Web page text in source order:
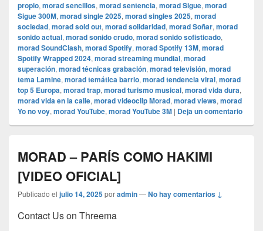
propio, morad sencillos, morad sentencia, morad Sigue, morad
Sigue 300M, morad single 2025, morad singles 2025, morad
sociedad, morad sold out, morad solidaridad, morad Soñar, morad
sonido actual, morad sonido crudo, morad sonido sofisticado,
morad SoundClash, morad Spotify, morad Spotify 13M, morad
Spotify Wrapped 2024, morad streaming mundial, morad
superación, morad técnicas grabación, morad televisión, morad
tema Lamine, morad temática barrio, morad tendencia viral, morad
top 5 Europa, morad trap, morad turismo musical, morad vida dura,
morad vida en la calle, morad videocli‏p Morad, morad views, morad
Yo no voy, morad YouTube, morad YouTube 3M | Deja un comentario
MORAD – PARÍS COMO HAKIMI
[VIDEO OFICIAL]
Publicado el julio 14, 2025poradmin—No hay comentarios ↓
Contact Us on Threema